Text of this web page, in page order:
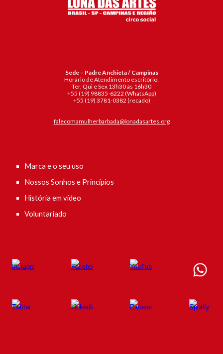
Sede – Padre Anchieta / Campinas
Horário de Atendimento escritório:
Ter, Qui e Sex 13h30 às 16h30
+55 (19) 98835-6222 (WhatsApp)
+55 (19) 3781-0382 (recado)
falecomamulherbarbada@lonadasartes.org
Marca e o seu uso
Nossos Sonhos e Princípios
História em vídeo
Voluntariado